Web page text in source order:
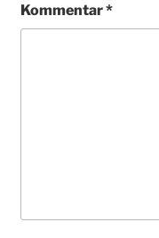
Kommentar*